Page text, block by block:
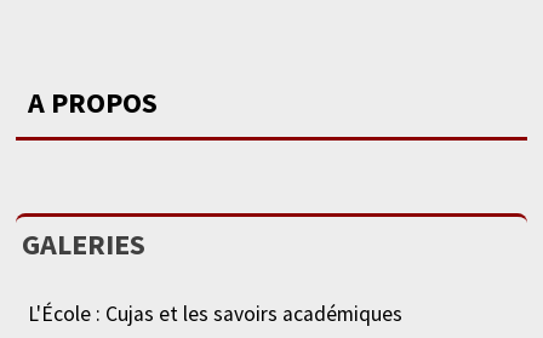
A PROPOS
GALERIES
L'École : Cujas et les savoirs académiques